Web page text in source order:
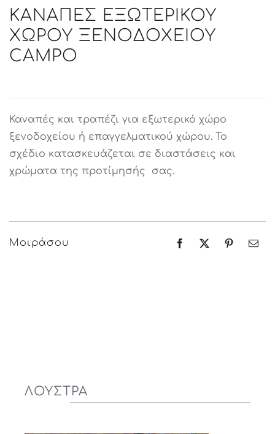
ΚΑΝΑΠΕΣ ΕΞΩΤΕΡΙΚΟΥ
ΧΩΡΟΥ ΞΕΝΟΔΟΧΕΙΟΥ
CAMPO
Καναπές και τραπέζι για εξωτερικό χώρο
ξενοδοχείου ή επαγγελματικού χώρου. Το
σχέδιο κατασκευάζεται σε διαστάσεις και
χρώματα της προτίμησής σας.
Μοιράσου
ΛΟΥΣΤΡΑ